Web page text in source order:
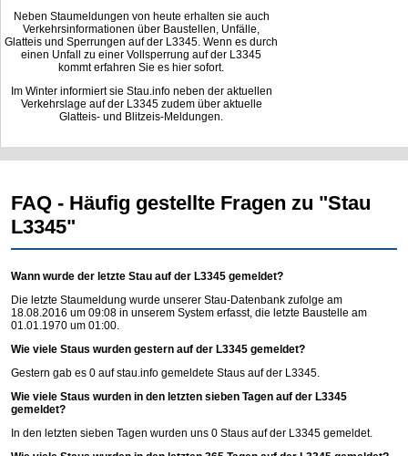
Neben Staumeldungen von heute erhalten sie auch
Verkehrsinformationen über Baustellen, Unfälle,
Glatteis und Sperrungen auf der L3345. Wenn es durch
einen Unfall zu einer Vollsperrung auf der L3345
kommt erfahren Sie es hier sofort.
Im Winter informiert sie Stau.info neben der aktuellen
Verkehrslage auf der L3345 zudem über aktuelle
Glatteis- und Blitzeis-Meldungen.
FAQ - Häufig gestellte Fragen zu "Stau
L3345"
Wann wurde der letzte Stau auf der L3345 gemeldet?
Die letzte Staumeldung wurde unserer Stau-Datenbank zufolge am
18.08.2016 um 09:08 in unserem System erfasst, die letzte Baustelle am
01.01.1970 um 01:00.
Wie viele Staus wurden gestern auf der L3345 gemeldet?
Gestern gab es 0 aufstau.info gemeldete Staus auf der L3345.
Wie viele Staus wurden in den letzten sieben Tagen auf der L3345
gemeldet?
In den letzten sieben Tagen wurden uns 0 Staus auf der L3345 gemeldet.